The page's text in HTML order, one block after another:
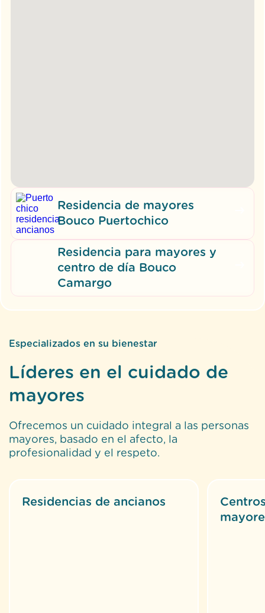
Residencia de mayores
Bouco Puertochico
Residencia para mayores y
centro de día Bouco
Camargo
Especializados en su bienestar
Líderes en el cuidado de
mayores
Ofrecemos un cuidado integral a las personas
mayores, basado en el afecto, la
profesionalidad y el respeto.
Residencias de ancianos